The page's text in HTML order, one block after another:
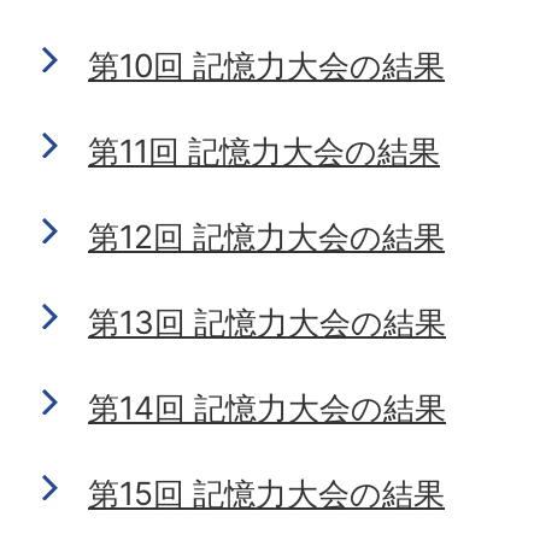
第10回 記憶力大会の結果
第11回 記憶力大会の結果
第12回 記憶力大会の結果
第13回 記憶力大会の結果
第14回 記憶力大会の結果
第15回 記憶力大会の結果